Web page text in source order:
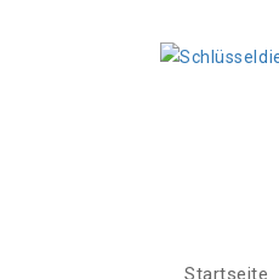
Startseite